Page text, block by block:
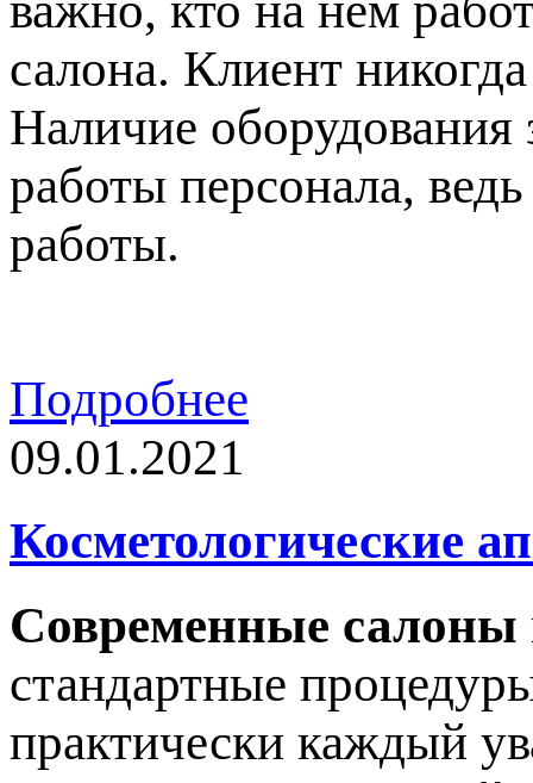
салона. Клиент
Наличие оборудования
работы персонала,
работы.
Подробнее
09.01.2021
Косметологические
Современные салоны
стандартные
практически каждый